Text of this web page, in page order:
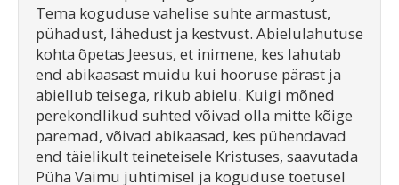
Tema koguduse vahelise suhte armastust,
pühadust, lähedust ja kestvust. Abielulahutuse
kohta õpetas Jeesus, et inimene, kes lahutab
end abikaasast muidu kui hooruse pärast ja
abiellub teisega, rikub abielu. Kuigi mõned
perekondlikud suhted võivad olla mitte kõige
paremad, võivad abikaasad, kes pühendavad
end täielikult teineteisele Kristuses, saavutada
Püha Vaimu juhtimisel ja koguduse toetusel